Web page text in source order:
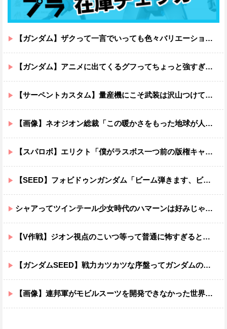
【ガンダム】ザクって一言でいっても色々バリエーションがあるよね
【ガンダム】アニメに出てくるグフってちょっと強すぎじゃない？
【サーペントカスタム】量産機にこそ武装は沢山つけてほしいよね
【画像】ネオジオン総裁「この暖かさをもった地球が人間さえ破壊するんだ（汗だく）」
【スパロボ】エリクト「僕がラスボス一つ前の版権キャラ最後の敵ってちょっと荷が重すぎない？」
【SEED】フォビドゥンガンダム「ビーム弾きます、ビーム曲げられます、空飛びます」←二世代目でこれ出来るのおかしいだろ
シャアってツインテール少女時代のハマーンは好みじゃなかったの？
【V作戦】ジオン視点のこいつ等って普通に怖すぎると思う…
【ガンダムSEED】戦力カツカツな序盤ってガンダムの中だと割と珍しい気がする
【画像】連邦軍がモビルスーツを開発できなかった世界線のガンダムｗｗｗｗｗｗｗ